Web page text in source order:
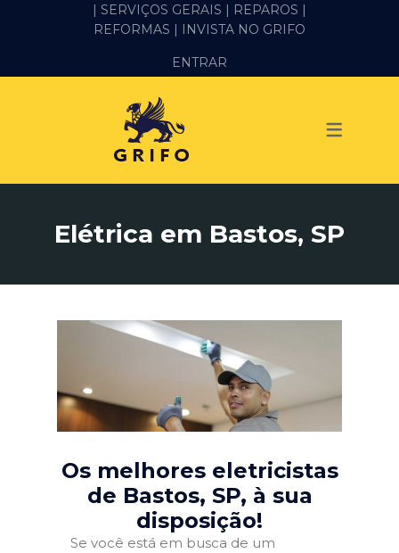
ALVENARIA E PEDREIRO
IMPERMEABILIZAÇÃO
REFORMA
| SERVIÇOS GERAIS | REPAROS |
REFORMAS | INVISTA NO GRIFO
ENTRAR
Elétrica em Bastos, SP
Os melhores eletricistas
de Bastos, SP, à sua
disposição!
Se você está em busca de um